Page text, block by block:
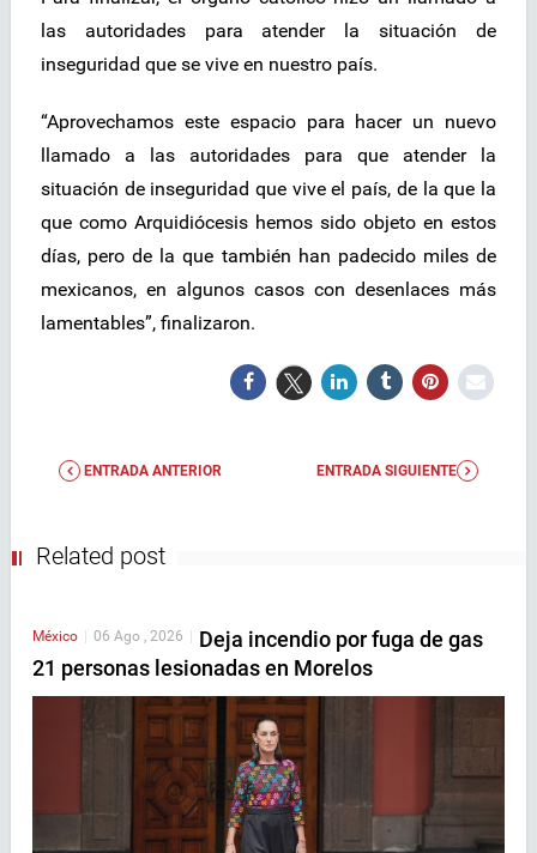
las autoridades para atender la situación de
inseguridad que se vive en nuestro país.
“Aprovechamos este espacio para hacer un nuevo
llamado a las autoridades para que atender la
situación de inseguridad que vive el país, de la que la
que como Arquidiócesis hemos sido objeto en estos
días, pero de la que también han padecido miles de
mexicanos, en algunos casos con desenlaces más
lamentables”, finalizaron.
ENTRADA ANTERIOR ENTRADA SIGUIENTE
Related post
México 06 Ago , 2026
Deja incendio por fuga de gas
21 personas lesionadas en Morelos